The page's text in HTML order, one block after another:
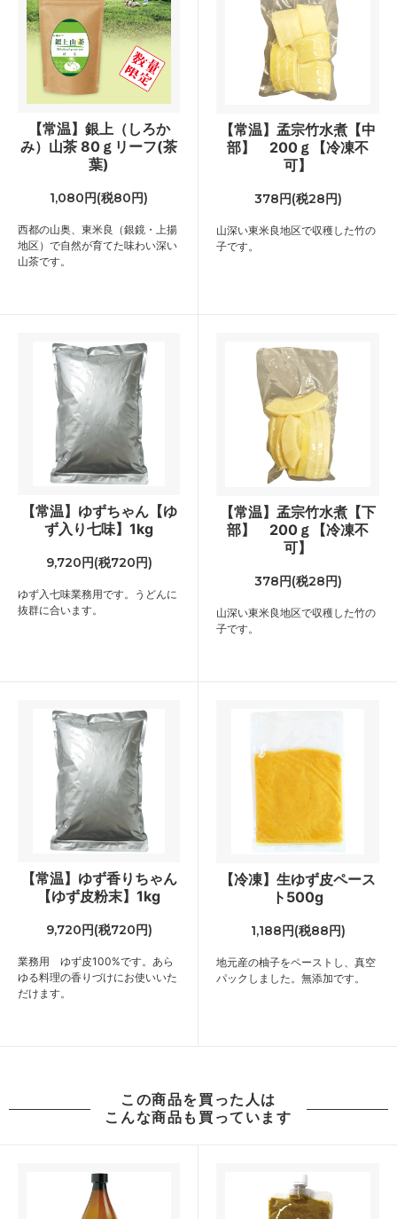
【常温】銀上（しろか
み）山茶 80ｇリーフ(茶
葉)
1,080円(税80円)
西都の山奥、東米良（銀鏡・上揚
地区）で自然が育てた味わい深い
山茶です。
【常温】孟宗竹水煮【中
部】 200ｇ【冷凍不
可】
378円(税28円)
山深い東米良地区で収穫した竹の
子です。
【常温】ゆずちゃん【ゆ
ず入り七味】1kg
9,720円(税720円)
ゆず入七味業務用です。うどんに
抜群に合います。
【常温】孟宗竹水煮【下
部】 200ｇ【冷凍不
可】
378円(税28円)
山深い東米良地区で収穫した竹の
子です。
【常温】ゆず香りちゃん
【ゆず皮粉末】1kg
9,720円(税720円)
業務用 ゆず皮100%です。あら
ゆる料理の香りづけにお使いいた
だけます。
【冷凍】生ゆず皮ペース
ト500g
1,188円(税88円)
地元産の柚子をペーストし、真空
パックしました。無添加です。
この商品を買った人は
こんな商品も買っています